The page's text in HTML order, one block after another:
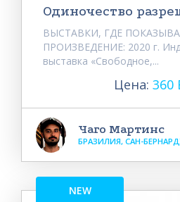
Одиночество
ВЫСТАВКИ, ГДЕ
ПРОИЗВЕДЕНИЕ: 2020 г.
выставка «Свободное,...
Цена: 360
Чаго Мартинс
БРАЗИЛИЯ, САН-
NEW